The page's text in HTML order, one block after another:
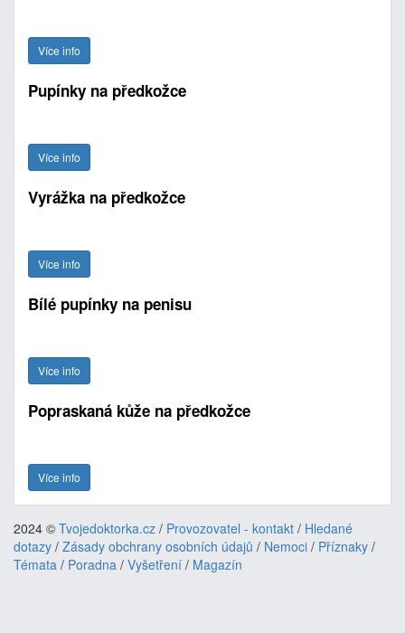
Více info
Pupínky na předkožce
Více info
Vyrážka na předkožce
Více info
Bílé pupínky na penisu
Více info
Popraskaná kůže na předkožce
Více info
2024 © Tvojedoktorka.cz / Provozovatel - kontakt / Hledané
dotazy / Zásady obchrany osobních údajů / Nemoci / Příznaky /
Témata / Poradna / Vyšetření / Magazín